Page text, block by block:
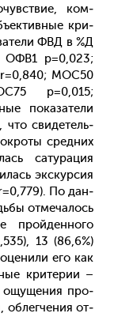
ком­
кри­
ФВД в %Д
ОФВ1 р=0,023;
МОС50
р=0,015;
по­каза­тели
сви­детель­
сред­них
са­тура­ция
эк­скур­сия
По дан­
от­ме­чалось
прой­ден­но­го
13 (86,6%)
его как
кри­терии –
ощу­щения про­
об­легче­ния от­